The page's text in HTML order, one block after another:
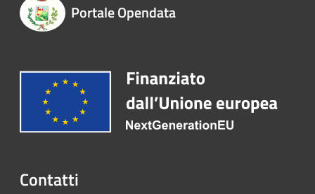
Portale Opendata
Contatti